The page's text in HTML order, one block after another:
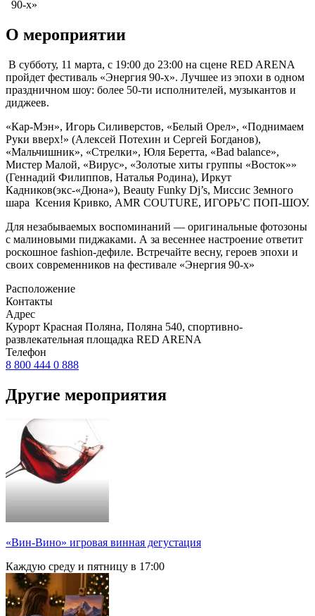
90-х»
О мероприятии
В субботу, 11 марта, с 19:00 до 23:00 на сцене RED ARENA
пройдет фестиваль «Энергия 90-х». Лучшее из эпохи в одном
праздничном шоу: более 50-ти исполнителей, музыкантов и
диджеев.
«Кар-Мэн», Игорь Силиверстов, «Белый Орел», «Поднимаем
Руки вверх!» (Алексей Потехин и Сергей Богданов),
«Мальчишник», «Стрелки», Юля Беретта, «Bad balance»,
Мистер Малой, «Вирус», «Золотые хиты группы «Восток»»
(Геннадий Филиппов, Наталья Родина), Иркут
Кадников(экс-«Дюна»), Beauty Funky Dj’s, Миссис Земного
шара Ксения Кривко, AMR COUTURE, ИГОРЬ’С ПОП-ШОУ.
Для незабываемых воспоминаний — оригинальные фотозоны
с малиновыми пиджаками. А за весеннее настроение ответит
роскошное fashion-дефиле. Встречайте весну, героев эпохи и
своих современников на фестивале «Энергия 90-х»
Расположение
Контакты
Адрес
Курорт Красная Поляна, Поляна 540, спортивно-
развлекательная площадка RED ARENA
Телефон
8 800 444 0 888
Другие мероприятия
«Вин-Вино» игровая винная дегустация
Каждую среду и пятницу в 17:00